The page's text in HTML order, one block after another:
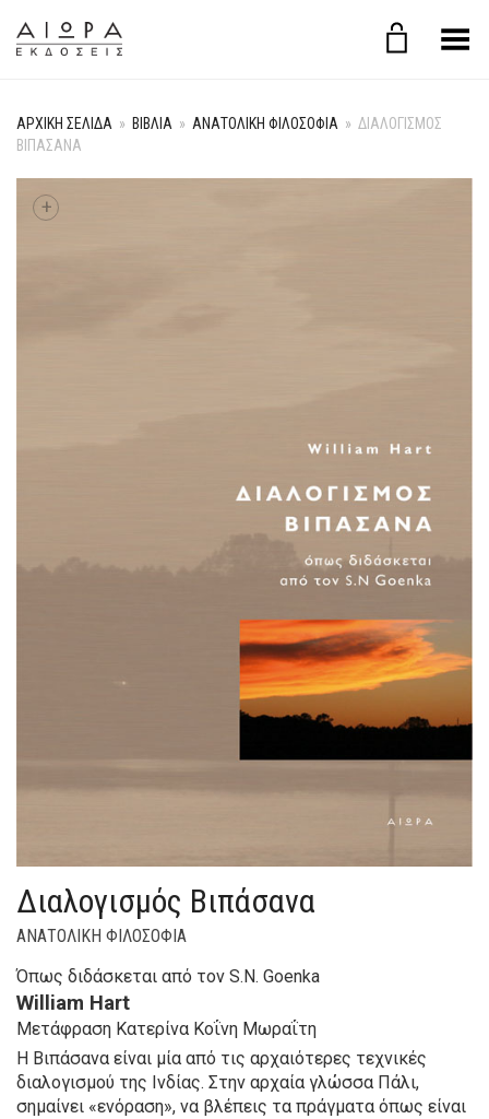
Εναλλαγή μενού
ΑΡΧΙΚΉ ΣΕΛΊΔΑ » ΒΙΒΛΙΑ » ΑΝΑΤΟΛΙΚΗ ΦΙΛΟΣΟΦΙΑ » ΔΙΑΛΟΓΙΣΜΌΣ
ΒΙΠΆΣΑΝΑ
+
Διαλογισμός Βιπάσανα
ΑΝΑΤΟΛΙΚΗ ΦΙΛΟΣΟΦΙΑ
Όπως διδάσκεται από τον S.N. Goenka
William Hart
Μετάφραση Κατερίνα Κοΐνη Μωραΐτη
Η Βιπάσανα είναι μία από τις αρχαιότερες τεχνικές
διαλογισμού της Ινδίας. Στην αρχαία γλώσσα Πάλι,
σημαίνει «ενόραση», να βλέπεις τα πράγματα όπως είναι